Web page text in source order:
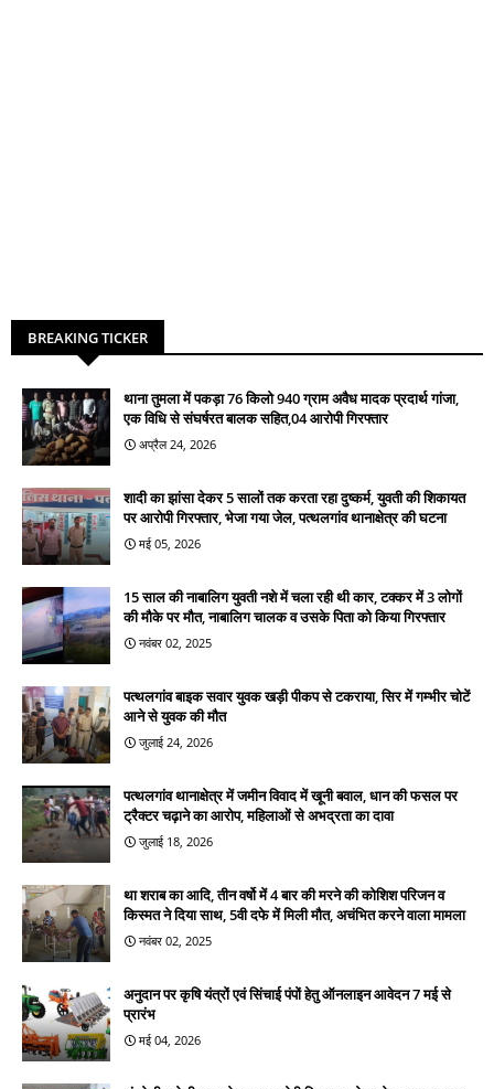
BREAKING TICKER
थाना तुमला में पकड़ा 76 किलो 940 ग्राम अवैध मादक प्रदार्थ गांजा,
एक विधि से संघर्षरत बालक सहित,04 आरोपी गिरफ्तार
अप्रैल 24, 2026
शादी का झांसा देकर 5 सालों तक करता रहा दुष्कर्म, युवती की शिकायत
पर आरोपी गिरफ्तार, भेजा गया जेल, पत्थलगांव थानाक्षेत्र की घटना
मई 05, 2026
15 साल की नाबालिग युवती नशे में चला रही थी कार, टक्कर में 3 लोगों
की मौके पर मौत, नाबालिग चालक व उसके पिता को किया गिरफ्तार
नवंबर 02, 2025
पत्थलगांव बाइक सवार युवक खड़ी पीकप से टकराया, सिर में गम्भीर चोटें
आने से युवक की मौत
जुलाई 24, 2026
पत्थलगांव थानाक्षेत्र में जमीन विवाद में खूनी बवाल, धान की फसल पर
ट्रैक्टर चढ़ाने का आरोप, महिलाओं से अभद्रता का दावा
जुलाई 18, 2026
था शराब का आदि, तीन वर्षो में 4 बार की मरने की कोशिश परिजन व
किस्मत ने दिया साथ, 5वी दफे में मिली मौत, अचंभित करने वाला मामला
नवंबर 02, 2025
अनुदान पर कृषि यंत्रों एवं सिंचाई पंपों हेतु ऑनलाइन आवेदन 7 मई से
प्रारंभ
मई 04, 2026